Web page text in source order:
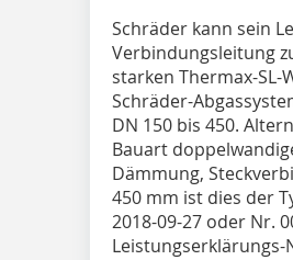
Schräder kann sein
Verbindungsleitung
starken Thermax-
Schräder-
DN 150 bis 450.
Bauart
Dämmung,
450 mm ist dies der
2018-09-27 oder Nr.
Leistungserklärungs-